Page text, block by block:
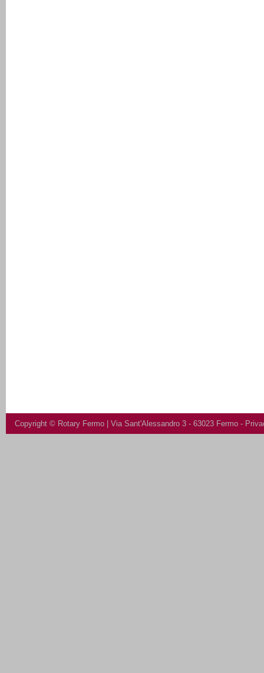
Copyright © Rotary Fermo | Via Sant'Alessandro 3 - 63023 Fermo -